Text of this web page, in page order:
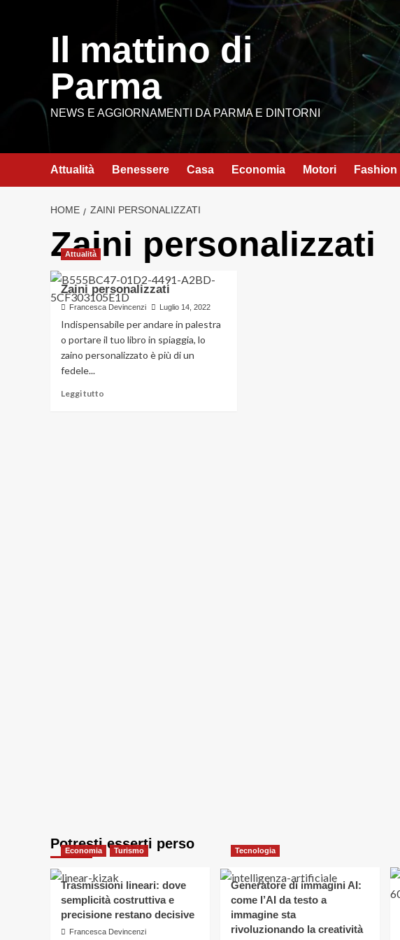
Il mattino di
Parma
NEWS E AGGIORNAMENTI DA PARMA E DINTORNI
Attualità Benessere Casa Economia Motori Fashion
HOME ZAINI PERSONALIZZATI
Zaini personalizzati
Attualità
Zaini personalizzati
Francesca Devincenzi Luglio 14, 2022
Indispensabile per andare in palestra
o portare il tuo libro in spiaggia, lo
zaino personalizzato è più di un
fedele...
Leggi tutto
Potresti esserti perso
Economia Turismo
Trasmissioni lineari: dove
semplicità costruttiva e
precisione restano decisive
Francesca Devincenzi
Tecnologia
Generatore di immagini AI:
come l’AI da testo a
immagine sta
rivoluzionando la creatività